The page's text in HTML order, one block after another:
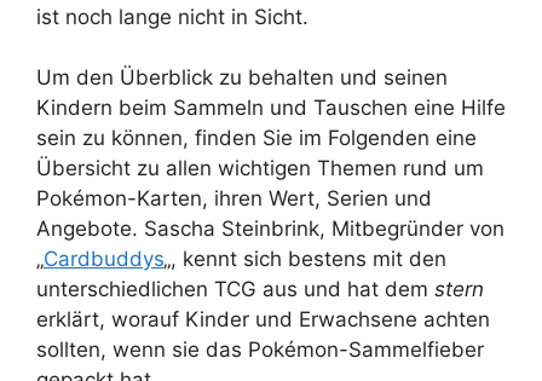
ist noch lange nicht in Sicht.
Um den Überblick zu behalten und seinen
Kindern beim Sammeln und Tauschen eine Hilfe
sein zu können, finden Sie im Folgenden eine
Übersicht zu allen wichtigen Themen rund um
Pokémon-Karten, ihren Wert, Serien und
Angebote. Sascha Steinbrink, Mitbegründer von
„Cardbuddys„, kennt sich bestens mit den
unterschiedlichen TCG aus und hat dem stern
erklärt, worauf Kinder und Erwachsene achten
sollten, wenn sie das Pokémon-Sammelfieber